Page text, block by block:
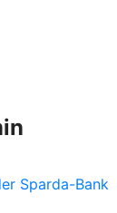
Sparda-Bank